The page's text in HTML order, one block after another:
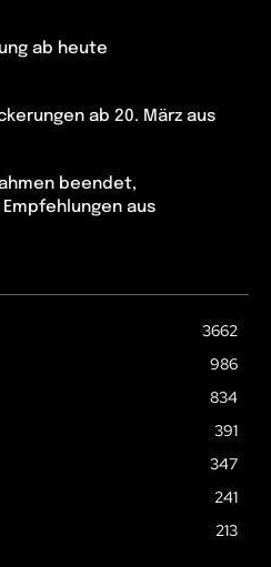
ab heute
ab 20. März aus
beendet,
aus
3662
986
834
391
347
241
213